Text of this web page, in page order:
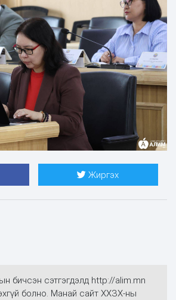
Жиргэх
бичсэн сэтгэгдэлд http://alim.mn
болно. Манай сайт ХХЗХ-ны